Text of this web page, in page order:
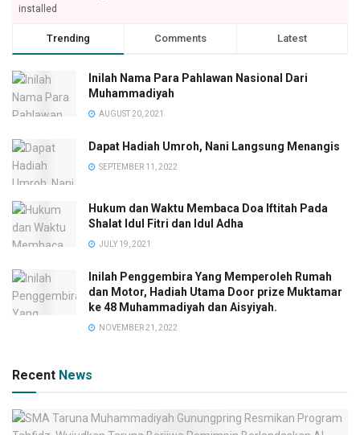
installed
Trending Comments Latest
Inilah Nama Para Pahlawan Nasional Dari
Muhammadiyah
AUGUST 20, 2021
Dapat Hadiah Umroh, Nani Langsung Menangis
SEPTEMBER 11, 2022
Hukum dan Waktu Membaca Doa Iftitah Pada
Shalat Idul Fitri dan Idul Adha
JULY 19, 2021
Inilah Penggembira Yang Memperoleh Rumah
dan Motor, Hadiah Utama Door prize Muktamar
ke 48 Muhammadiyah dan Aisyiyah.
NOVEMBER 21, 2022
Recent News